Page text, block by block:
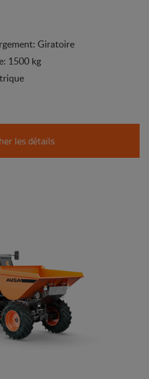
Giratoire
1500 kg
les détails